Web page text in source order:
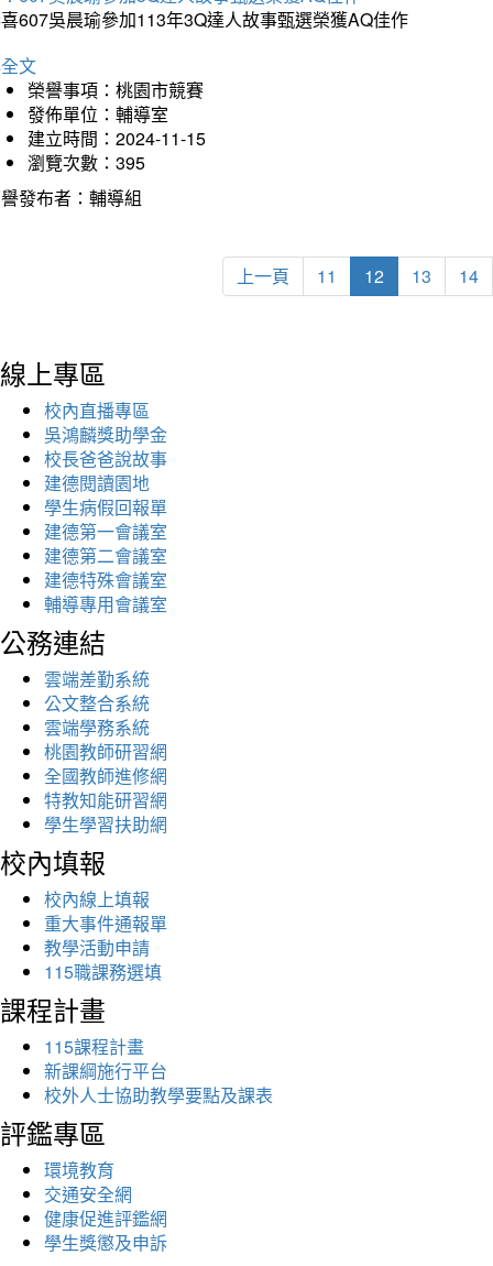
607吳晨瑜參加113年3Q達人故事甄選榮獲AQ佳作
文
榮譽事項：桃園市競賽
發佈單位：輔導室
建立時間：2024-11-15
瀏覽次數：395
發布者：輔導組
上一頁 11 12 13 14
線上專區
校內直播專區
吳鴻麟獎助學金
校長爸爸說故事
建德閱讀園地
學生病假回報單
建德第一會議室
建德第二會議室
建德特殊會議室
輔導專用會議室
公務連結
雲端差勤系統
公文整合系統
雲端學務系統
桃園教師研習網
全國教師進修網
特教知能研習網
學生學習扶助網
校內填報
校內線上填報
重大事件通報單
教學活動申請
115職課務選填
課程計畫
115課程計畫
新課綱施行平台
校外人士協助教學要點及課表
評鑑專區
環境教育
交通安全網
健康促進評鑑網
學生獎懲及申訴